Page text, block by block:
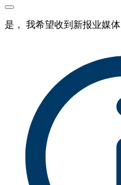
是， 我希望收到新报业媒体